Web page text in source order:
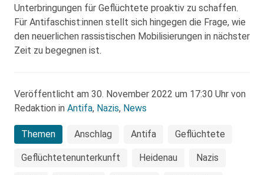
Unterbringungen für Geflüchtete proaktiv zu schaffen.
Für Antifaschist:innen stellt sich hingegen die Frage, wie
den neuerlichen rassistischen Mobilisierungen in nächster
Zeit zu begegnen ist.
Veröffentlicht am 30. November 2022 um 17:30 Uhr von
Redaktion in Antifa, Nazis, News
Themen Anschlag Antifa Geflüchtete
Geflüchtetenunterkunft Heidenau Nazis